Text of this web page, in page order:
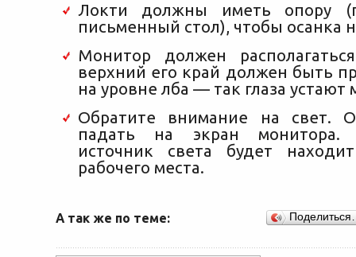
Локти должны иметь опору
письменный стол), чтобы осанка
Монитор должен
верхний его край должен быть
на уровне лба — так глаза
Обратите внимание на свет.
падать на экран монитора.
источник света будет
рабочего места.
А так же по теме: